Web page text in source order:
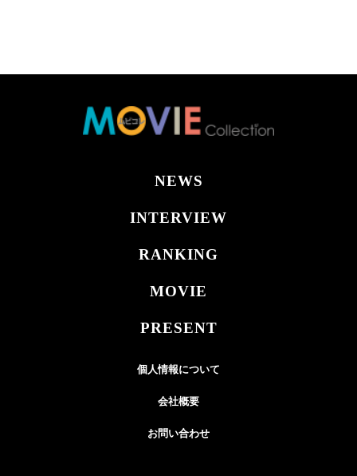
NEWS
INTERVIEW
RANKING
MOVIE
PRESENT
個人情報について
会社概要
お問い合わせ